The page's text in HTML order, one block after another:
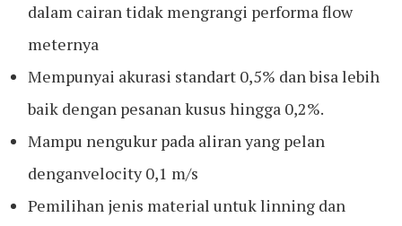
dalam cairan tidak mengrangi performa flow
meternya
Mempunyai akurasi standart 0,5% dan bisa lebih
baik dengan pesanan kusus hingga 0,2%.
Mampu nengukur pada aliran yang pelan
denganvelocity 0,1 m/s
Pemilihan jenis material untuk linning dan